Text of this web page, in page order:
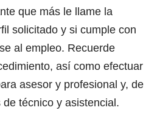
que más le llame la
solicitado y si cumple con
al empleo. Recuerde
así como efectuar
asesor y profesional y, de
técnico y asistencial.